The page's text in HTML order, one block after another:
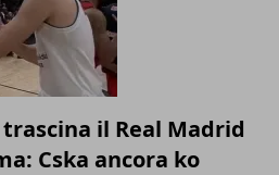
il Real Madrid
Cska ancora ko